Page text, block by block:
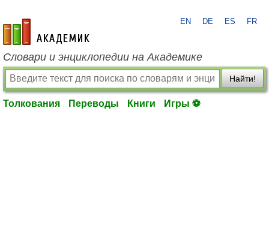
academic.ru
EN DE ES FR
Словари и энциклопедии на Академике
Найти!
Толкования Переводы Книги Игры ⚽